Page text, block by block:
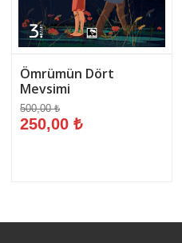
Ömrümün Dört
Mevsimi
500,00 ₺
250,00 ₺